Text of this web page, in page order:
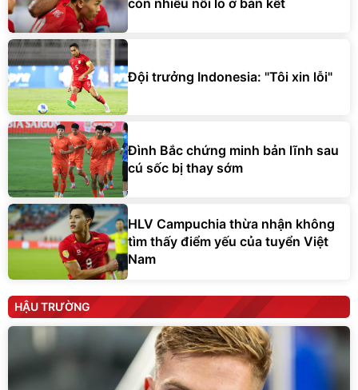
còn nhiều nỗi lo ở bán kết
Đội trưởng Indonesia: "Tôi xin lỗi"
Đình Bắc chứng minh bản lĩnh sau
cú sốc bị thay sớm
HLV Campuchia thừa nhận không
tìm thấy điểm yếu của tuyển Việt
Nam
HẬU TRƯỜNG